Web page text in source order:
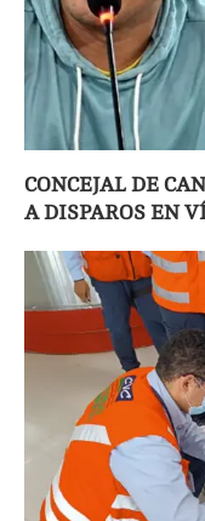
CONCEJAL DE
A DISPAROS EN